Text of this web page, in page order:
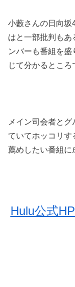
小藪さんの日向坂
はと一部批判もあ
ンバーも番組を
じて分かるところ
メイン司会者と
ていてホッコリす
薦めしたい番組に
Hulu公式